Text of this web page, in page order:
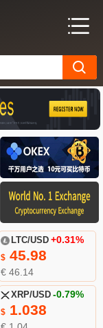
LTC/USD +0.31%
$45.98
€ 46.14
XRP/USD -0.79%
$1.038